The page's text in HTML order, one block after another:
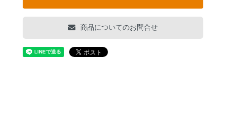
商品についてのお問合せ